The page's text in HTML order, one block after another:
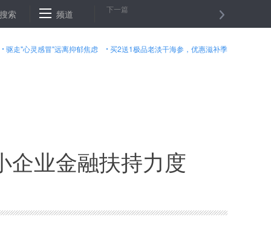
”记 阿富汗北部一安全检查站遭袭９名警察身亡 河北警方回
搜索 频道 下一篇
驱走"心灵感冒"远离抑郁焦虑 买2送1极品老淡干海参，优惠滋补季
企业金融扶持力度